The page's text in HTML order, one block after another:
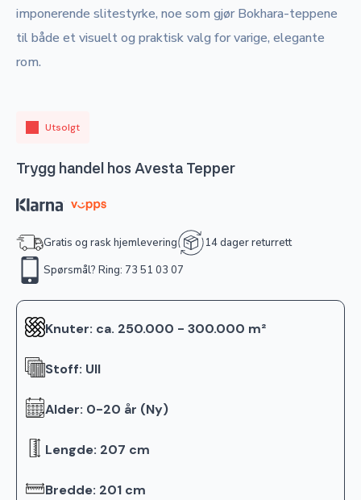
imponerende slitestyrke, noe som gjør Bokhara-teppene
til både et visuelt og praktisk valg for varige, elegante
rom.
Utsolgt
Trygg handel hos Avesta Tepper
Gratis og rask hjemlevering
14 dager returrett
Spørsmål? Ring: 73 51 03 07
Knuter: ca. 250.000 - 300.000 m²
Stoff: Ull
Alder: 0-20 år (Ny)
Lengde: 207 cm
Bredde: 201 cm